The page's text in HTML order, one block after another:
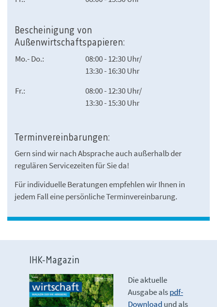
Bescheinigung von
Außenwirtschaftspapieren:
Mo.- Do.:
08:00 - 12:30 Uhr/
13:30 - 16:30 Uhr
Fr.:
08:00 - 12:30 Uhr/
13:30 - 15:30 Uhr
Terminvereinbarungen:
Gern sind wir nach Absprache auch außerhalb der
regulären Servicezeiten für Sie da!
Für individuelle Beratungen empfehlen wir Ihnen in
jedem Fall eine persönliche Terminvereinbarung.
IHK-Magazin
Die aktuelle
Ausgabe alspdf-
Download und als